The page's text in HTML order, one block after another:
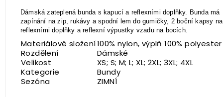
Dámská zateplená bunda s kapucí a reflexními doplňky. Bunda má
zapínání na zip, rukávy a spodní lem do gumičky, 2 boční kapsy
reflexními doplňky a reflexní výpustky vzadu na bocích.
Materiálové složení100% nylon, výplň 100% polyester
Rozdělení
Dámské
Velikost
XS; S; M; L; XL; 2XL; 3XL; 4XL
Kategorie
Bundy
Sezóna
ZIMNÍ